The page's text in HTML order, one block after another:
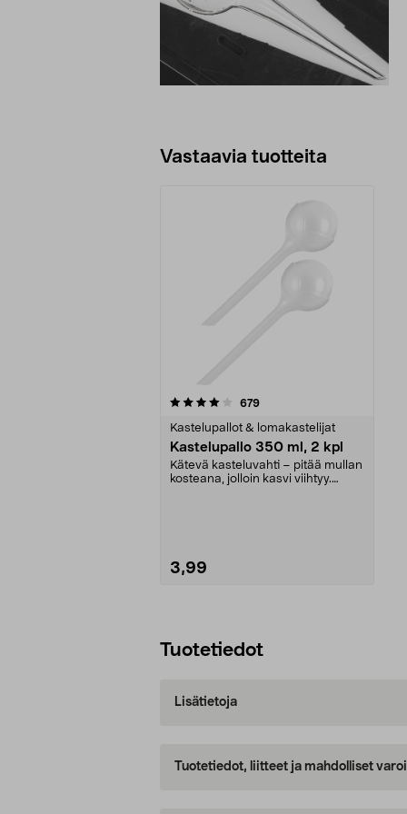
Vastaavia tuotteita
679arvostelut
Kastelupallot & lomakastelijat
Kastelupallo 350 ml, 2 kpl
Kätevä kasteluvahti – pitää mullan
kosteana, jolloin kasvi viihtyy.
3,99
Tuotetiedot
Lisätietoja
Tuotetiedot, liitteet ja mahdolliset